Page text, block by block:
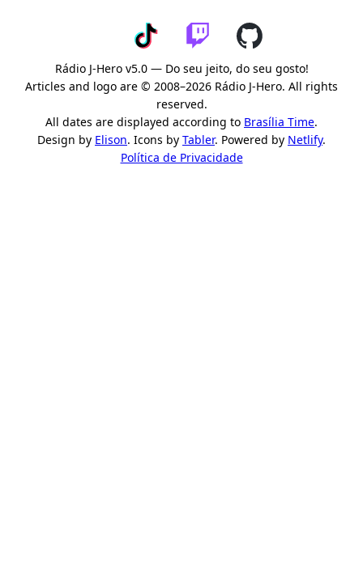
Rádio J-Hero v5.0 — Do seu jeito, do seu gosto!
Articles and logo are © 2008–2026 Rádio J-Hero. All rights
reserved.
All dates are displayed according to Brasília Time.
Design by Elison. Icons by Tabler. Powered by Netlify.
Política de Privacidade